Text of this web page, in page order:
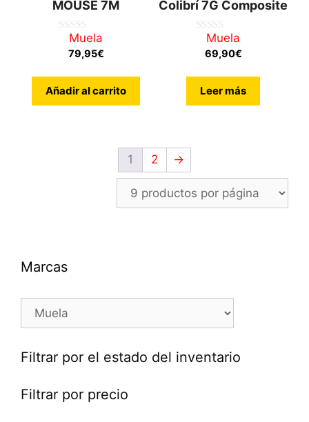
MOUSE 7M
Muela
79,95€
Añadir al carrito
Colibrí 7G Composite
Muela
69,90€
Leer más
1 2 →
Marcas
Filtrar por el estado del inventario
Filtrar por precio